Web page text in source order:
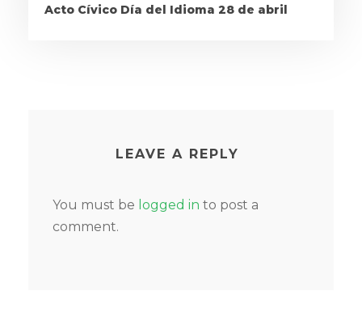
Acto Cívico Día del Idioma 28 de abril
LEAVE A REPLY
You must be logged in to post a
comment.